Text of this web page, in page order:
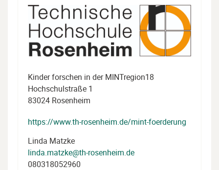
Kinder forschen in der MINTregion18
Hochschulstraße 1
83024 Rosenheim
https://www.th-rosenheim.de/mint-foerderung
Linda Matzke
linda.matzke@th-rosenheim.de
080318052960